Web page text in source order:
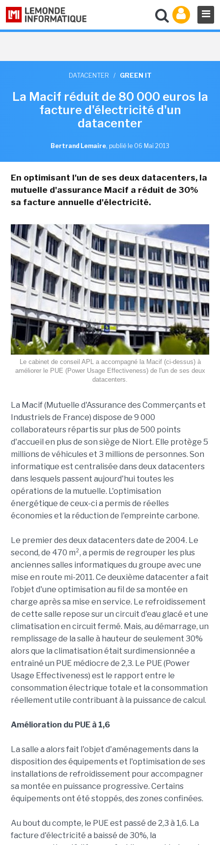
DATACENTER / GREEN IT
La Macif réduit de 80 000 euros la
facture d'électricité d'un
datacenter
Bertrand Lemaire, publié le 06 Mai 2013
En optimisant l'un de ses deux datacenters, la
mutuelle d'assurance Macif a réduit de 30%
sa facture annuelle d'électricité.
Le cabinet de conseil APL a accompagné la Macif (ci-dessus) à
améliorer le PUE (Power Usage Effectiveness) de l'un de ses deux
datacenters.
La Macif (Mutuelle d'Assurance des Commerçants et
Industriels de France) dispose de 9 000
collaborateurs répartis sur plus de 500 points
d'accueil en plus de son siège de Niort. Elle protège 5
millions de véhicules et 3 millions de personnes. Son
informatique est centralisée dans deux datacenters
dans lesquels passent aujourd'hui toutes les
opérations de la mutuelle. L'optimisation
énergétique de ceux-ci a permis de réelles
économies et la réduction de l'empreinte carbone.
Le premier des deux datacenters date de 2004. Le
second, de 470 m², a permis de regrouper les plus
anciennes salles informatiques du groupe avec une
mise en route mi-2011. Ce deuxième datacenter a fait
l'objet d'une optimisation au fil de sa montée en
charge après sa mise en service. Le refroidissement
de cette salle repose sur un circuit d'eau glacé et une
climatisation en circuit fermé. Mais, au démarrage, un
remplissage de la salle à hauteur de seulement 30%
alors que la climatisation était surdimensionnée a
entraîné un PUE médiocre de 2,3. Le PUE (Power
Usage Effectiveness) est le rapport entre le
consommation électrique totale et la consommation
réellement utile contribuant à la puissance de calcul.
Amélioration du PUE à 1,6
La salle a alors fait l'objet d'aménagements dans la
disposition des équipements et l'optimisation de ses
installations de refroidissement pour accompagner
sa montée en puissance progressive. Certains
équipements ont été stoppés, des zones confinées.
Au bout du compte, le PUE est passé de 2,3 à 1,6. La
facture d'électricité a baissé de 30%, la